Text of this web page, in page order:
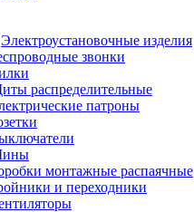
Электроустановочные изделия
звонки
распределительные
патроны
монтажные распаячные
и переходники